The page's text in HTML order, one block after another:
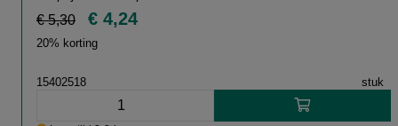
€ 5,30 € 4,24
20% korting
15402518 stuk